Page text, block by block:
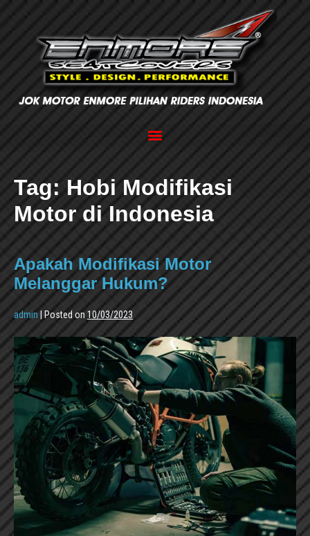
Tag: Hobi Modifikasi
Motor di Indonesia
Apakah Modifikasi Motor
Melanggar Hukum?
admin | Posted on 10/03/2023